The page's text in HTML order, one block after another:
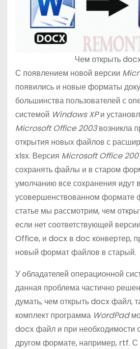
Чем открыть
С появлением новой версии
появились и новые форматы
большинства пользователей с
системой Windows XPи
Microsoft Office 2003возникла
открытия новых файлов с
xlsx. Версия Microsoft Office
сохранять файлы и в старом
умолчанию все сохранения идут
усовершенствованном формате
статье мы рассмотрим, чем
если нет соответствующей
Office, и docx в doc конвертер,
новый формат файлов в старый.
У обладателей операционной
данная проблема частично
думать, чем открыть docx файл,
комплект программа WordPad
docx файл и при необходимости
другом формате, например, rtf. С